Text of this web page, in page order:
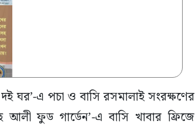
ঘর’-এ পচা ও বাসি রসমালাই সংরক্ষণের
ফুড গার্ডেন’-এ বাসি খাবার ফ্রিজে